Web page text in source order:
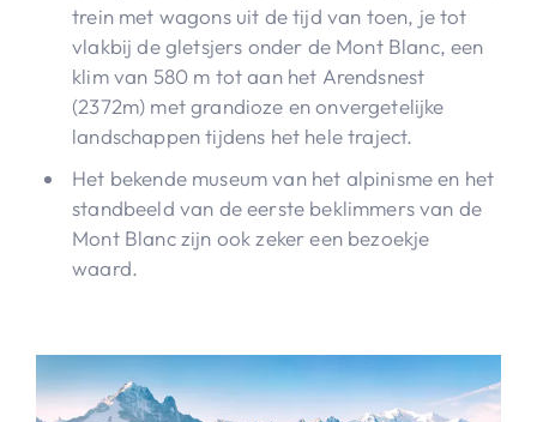
trein met wagons uit de tijd van toen, je tot
vlakbij de gletsjers onder de Mont Blanc, een
klim van 580 m tot aan het Arendsnest
(2372m) met grandioze en onvergetelijke
landschappen tijdens het hele traject.
Het bekende museum van het alpinisme en het
standbeeld van de eerste beklimmers van de
Mont Blanc zijn ook zeker een bezoekje
waard.